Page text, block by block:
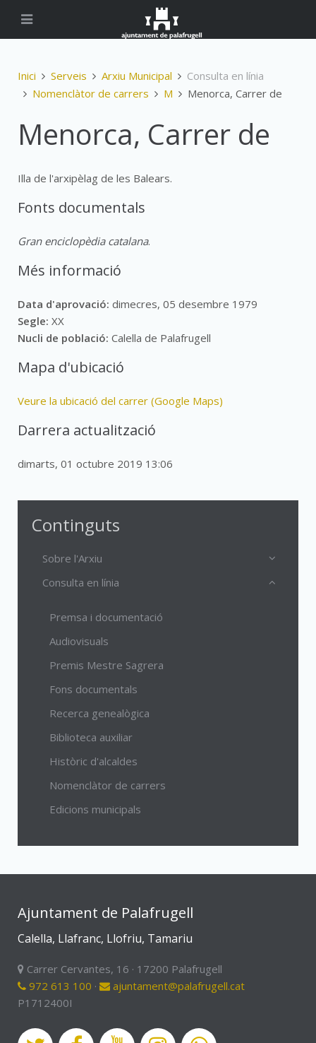
Inici Serveis Arxiu Municipal
Consulta en línia
Nomenclàtor de carrers
M Menorca, Carrer de
Menorca, Carrer de
Illa de l'arxipèlag de les Balears.
Fonts documentals
Gran enciclopèdia catalana.
Més informació
Data d'aprovació: dimecres, 05 desembre 1979
Segle: XX
Nucli de població: Calella de Palafrugell
Mapa d'ubicació
Veure la ubicació del carrer (Google Maps)
Darrera actualització
dimarts, 01 octubre 2019 13:06
Continguts
Sobre l'Arxiu
Consulta en línia
Premsa i documentació
Audiovisuals
Premis Mestre Sagrera
Fons documentals
Recerca genealògica
Biblioteca auxiliar
Històric d'alcaldes
Nomenclàtor de carrers
Edicions municipals
Ajuntament de Palafrugell
Calella, Llafranc, Llofriu, Tamariu
Carrer Cervantes, 16 · 17200 Palafrugell
972 613 100 ·
ajuntament@palafrugell.cat
P1712400I